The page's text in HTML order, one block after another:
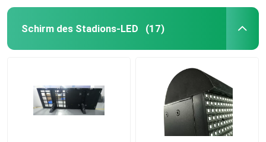
Schirm des Stadions-LED (17)